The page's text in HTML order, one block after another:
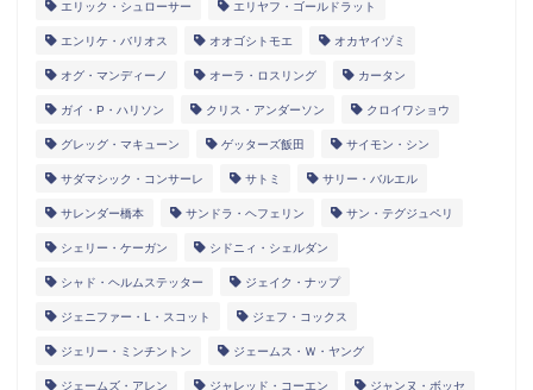
エリック・シュローサー エリヤフ・ゴールドラット
エンリケ・バリオス オオゴシトモエ オカヤイヅミ
オグ・マンディーノ オーラ・ロスリング カータン
ガイ・P・ハリソン クリス・アンダーソン クロイワショウ
グレッグ・マキューン ゲッターズ飯田 サイモン・シン
サダマシック・コンサーレ サトミ サリー・バルエル
サレンダー橋本 サンドラ・ヘフェリン サン・テグジュペリ
シェリー・ケーガン シドニィ・シェルダン
シャド・ヘルムステッター ジェイク・ナップ
ジェニファー・L・スコット ジェフ・コックス
ジェリー・ミンチントン ジェームス・Ｗ・ヤング
ジェームズ・アレン ジャレッド・コーエン ジャンヌ・ボッセ